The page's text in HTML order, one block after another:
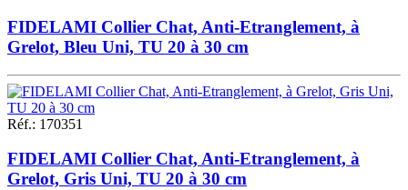
FIDELAMI Collier Chat, Anti-Etranglement, à
Grelot, Bleu Uni, TU 20 à 30 cm
Réf.: 170351
FIDELAMI Collier Chat, Anti-Etranglement, à
Grelot, Gris Uni, TU 20 à 30 cm